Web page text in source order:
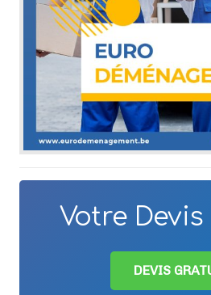
Votre
DEVIS